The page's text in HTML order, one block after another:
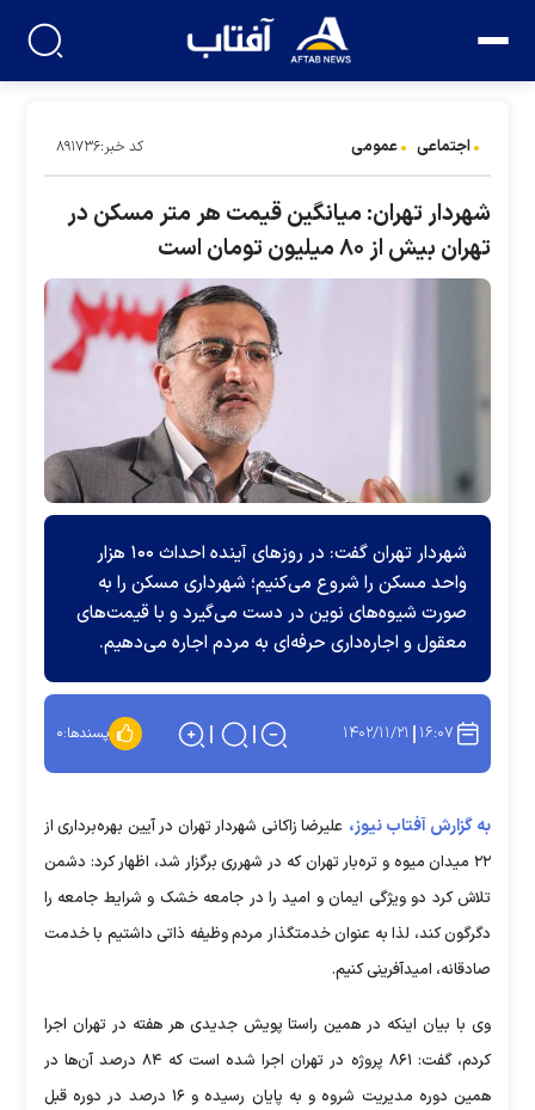
اجتماعی عمومی کد خبر:۸۹۱۷۳۶
شهردار تهران: میانگین قیمت هر متر مسکن در
تهران بیش‌ از ۸۰ میلیون تومان است
شهردار تهران گفت: در روز‌های آینده احداث ۱۰۰ هزار
واحد مسکن را شروع می‌کنیم؛ شهرداری مسکن را به
صورت شیوه‌های نوین در دست می‌گیرد و با قیمت‌های
معقول و اجاره‌داری حرفه‌ای به مردم اجاره می‌دهیم.
۱۶:۰۷ ۱۴۰۲/۱۱/۲۱ پسندها:۰
به گزارش آفتاب نیوز، علیرضا زاکانی شهردار تهران در آیین بهره‌برداری از
۲۲ میدان میوه و تره‌بار تهران که در شهرری برگزار شد، اظهار کرد: دشمن
تلاش کرد دو ویژگی ایمان و امید را در جامعه خشک و شرایط جامعه را
دگرگون کند، لذا به عنوان خدمتگذار مردم وظیفه ذاتی داشتیم با خدمت
صادقانه، امیدآفرینی کنیم.
وی با بیان اینکه در همین راستا پویش جدیدی هر هفته در تهران اجرا
کردم، گفت: ۸۶۱ پروژه در تهران اجرا شده است که ۸۴ درصد آن‌ها در
همین دوره مدیریت شروه و به پایان رسیده و ۱۶ درصد در دوره قبل